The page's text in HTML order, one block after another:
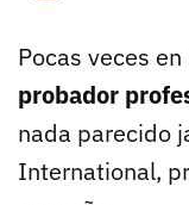
Pocas veces
probador
nada parecido
International,